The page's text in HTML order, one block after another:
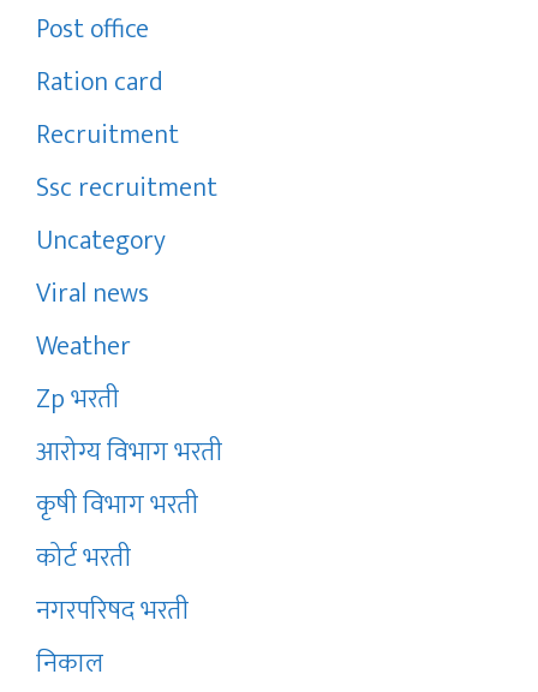
Post office
Ration card
Recruitment
Ssc recruitment
Uncategory
Viral news
Weather
Zp भरती
आरोग्य विभाग भरती
कृषी विभाग भरती
कोर्ट भरती
नगरपरिषद भरती
निकाल